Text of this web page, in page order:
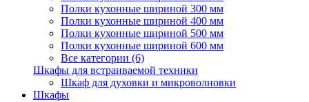
Полки кухонные шириной 300 мм
Полки кухонные шириной 400 мм
Полки кухонные шириной 500 мм
Полки кухонные шириной 600 мм
Все категории (6)
Шкафы для встраиваемой техники
Шкаф для духовки и микроволновки
Шкафы